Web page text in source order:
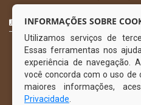
CURTA NOSSA FAN
INFORMAÇÕES SOBRE
Utilizamos serviços de
Essas ferramentas nos
experiência de navegação.
você concorda com o uso de
maiores informações,
Privacidade